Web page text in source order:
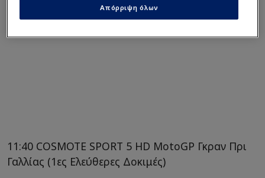
11:40 COSMOTE SPORT 5 HD MotoGP Γκραν Πρι
Γαλλίας (1ες Ελεύθερες Δοκιμές)
Απόρριψη όλων